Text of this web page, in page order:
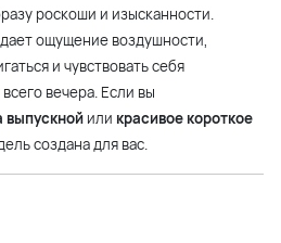
роскоши и изысканности.
ощущение воздушности,
и чувствовать себя
вечера. Если вы
выпускной или красивое короткое
создана для вас.